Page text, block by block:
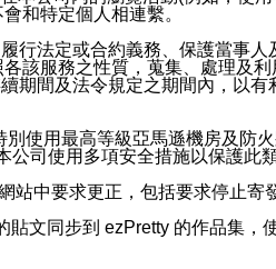
和特定個人相連繫。
行法定或合約義務、保護當事
該服務之性質，蒐集、處理及利
間及法令規定之期間內，以
使用最高等級亞馬遜機房及防
司使用多項安全措施以保護此
中要求更正，包括要求停止寄
文同步到 ezPretty 的作品集